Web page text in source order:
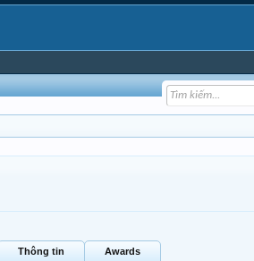
Thông tin Awards